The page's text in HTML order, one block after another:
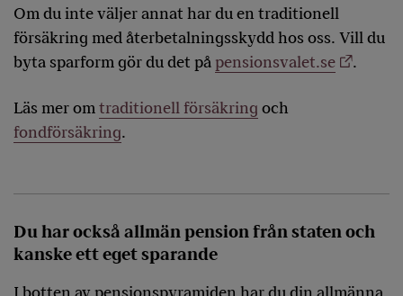
Om du inte väljer annat har du en traditionell
försäkring med återbetalningsskydd hos oss. Vill du
byta sparform gör du det på pensionsvalet.se .
Läs mer omtraditionell försäkring och
fondförsäkring.
Du har också allmän pension från staten och
kanske ett eget sparande